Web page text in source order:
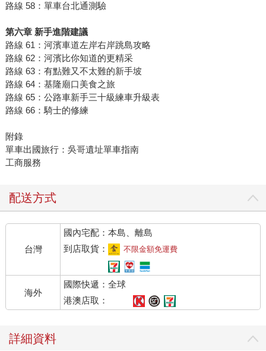
路線 58：單車台北通測驗
第六章 新手進階建議
路線 61：河濱車道左岸右岸跳島攻略
路線 62：河濱比你知道的更精采
路線 63：有點難又不太難的新手坡
路線 64：基隆廟口美食之旅
路線 65：公路車新手三十級練車升級表
路線 66：騎士的修練
附錄
單車出國旅行：吳哥遺址單車指南
工商服務
配送方式
台灣
國內宅配：本島、離島
到店取貨：
不限金額免運費
海外
國際快遞：全球
港澳店取：
詳細資料